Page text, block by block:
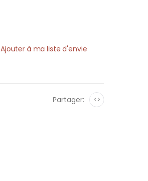
Ajouter à ma liste d'envie
Partager: <>